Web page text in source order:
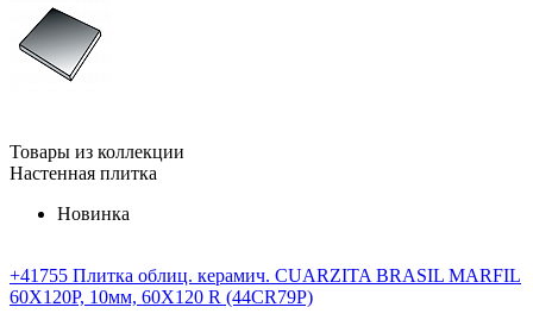
Товары из коллекции
Настенная плитка
Новинка
+41755 Плитка облиц. керамич. CUARZITA BRASIL MARFIL
60X120P, 10мм, 60X120 R (44CR79P)